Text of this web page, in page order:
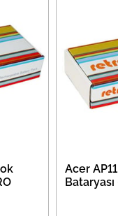
Acer